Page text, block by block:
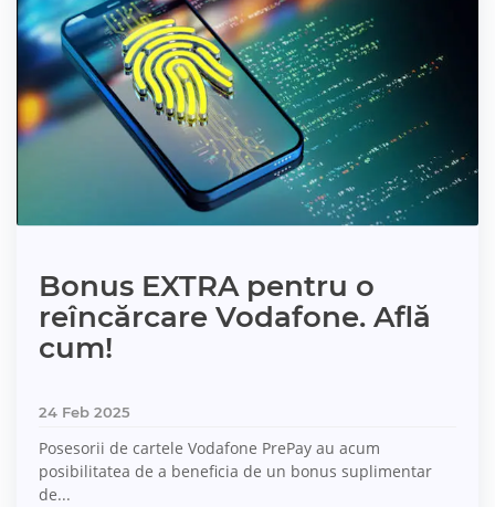
Bonus EXTRA pentru o
reîncărcare Vodafone. Află
cum!
24 Feb 2025
Posesorii de cartele Vodafone PrePay au acum
posibilitatea de a beneficia de un bonus suplimentar
de...